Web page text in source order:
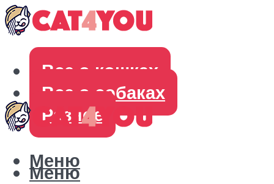
Все о кошках
Все о собаках
Разное
Меню
Меню